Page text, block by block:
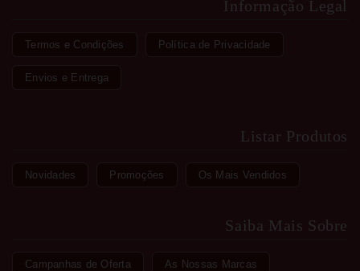
Informação Legal
Termos e Condições Política de Privacidade
Envios e Entrega
Listar Produtos
Novidades Promoções Os Mais Vendidos
Saiba Mais Sobre
Campanhas de Oferta As Nossas Marcas